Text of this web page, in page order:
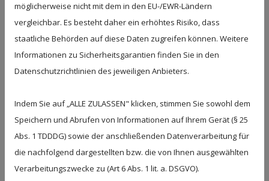
WANNENBÄDER
Warmes, mineralstoffreiches Wasser
wirkt tief in die Muskulatur und das
Bindegewebe hinein. Diese bewährte
Anwendunglöst schmerzhafte
möglicherweise nicht mit dem in den EU-/EWR-Ländern
vergleichbar. Es besteht daher ein erhöhtes Risiko, dass
staatliche Behörden auf diese Daten zugreifen können. Weitere
Informationen zu Sicherheitsgarantien finden Sie in den
Datenschutzrichtlinien des jeweiligen Anbieters.
Indem Sie auf „ALLE ZULASSEN" klicken, stimmen Sie sowohl dem
Speichern und Abrufen von Informationen auf Ihrem Gerät (§ 25
Abs. 1 TDDDG) sowie der anschließenden Datenverarbeitung für
die nachfolgend dargestellten bzw. die von Ihnen ausgewählten
Verarbeitungszwecke zu (Art 6 Abs. 1 lit. a. DSGVO).